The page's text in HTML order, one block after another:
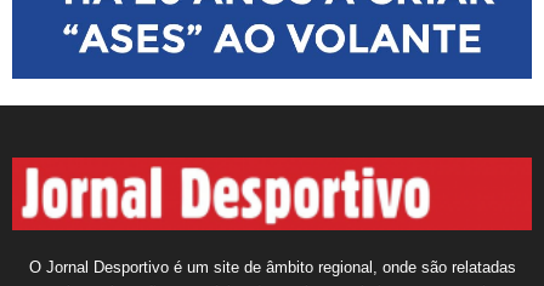
O Jornal Desportivo é um site de âmbito regional, onde são relatadas